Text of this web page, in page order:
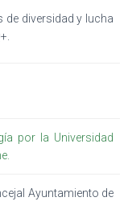
diversidad y lucha
por la Universidad
Ayuntamiento de